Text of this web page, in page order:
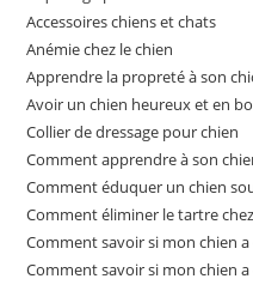
Accessoires chiens et chats
Anémie chez le chien
Apprendre la propreté à son
Avoir un chien heureux et en
Collier de dressage pour chien
Comment apprendre à son
Comment éduquer un chien
Comment éliminer le tartre
Comment savoir si mon chien a
Comment savoir si mon chien